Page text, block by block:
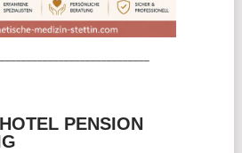
PENSION